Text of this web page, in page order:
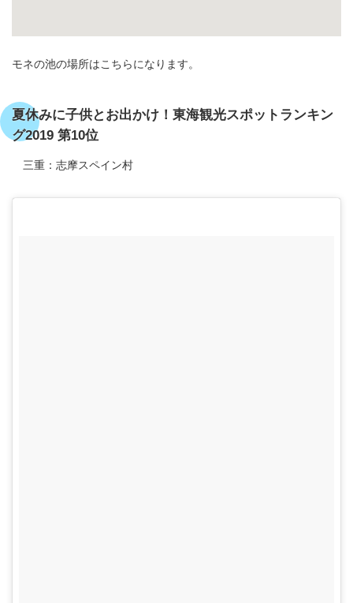
モネの池の場所はこちらになります。
夏休みに子供とお出かけ！東海観光スポットランキン
グ2019 第10位
三重：志摩スペイン村